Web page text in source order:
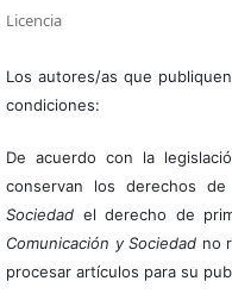
Licencia
Los autores/as que
condiciones:
De acuerdo con la
conservan los derechos
Sociedadel derecho de
Comunicación y Sociedad no
procesar artículos para su